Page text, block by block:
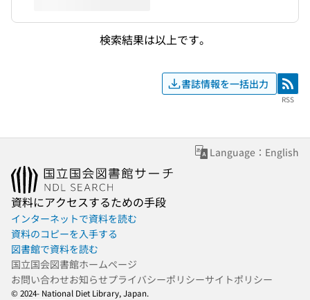
検索結果は以上です。
書誌情報を一括出力 RSS
RSS
Language：English
資料にアクセスするための手段
インターネットで資料を読む
資料のコピーを入手する
図書館で資料を読む
国立国会図書館ホームページ
お問い合わせお知らせプライバシーポリシーサイトポリシー
© 2024- National Diet Library, Japan.